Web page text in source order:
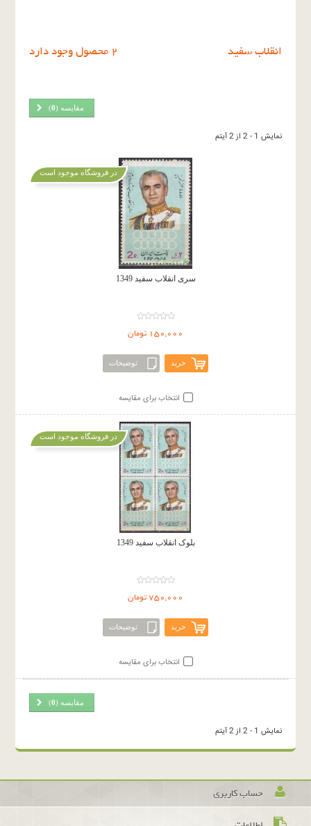
انقلاب سفید 2 محصول وجود دارد
مقایسه (0
)
نمایش 1 - 2 از 2 آیتم
سری انقلاب سفید 1349
150,000 تومان
خرید توضیحات
در فروشگاه موجود است
انتخاب برای مقایسه
بلوک انقلاب سفید 1349
750,000 تومان
خرید توضیحات
در فروشگاه موجود است
انتخاب برای مقایسه
مقایسه (0
)
نمایش 1 - 2 از 2 آیتم
حساب کاربری